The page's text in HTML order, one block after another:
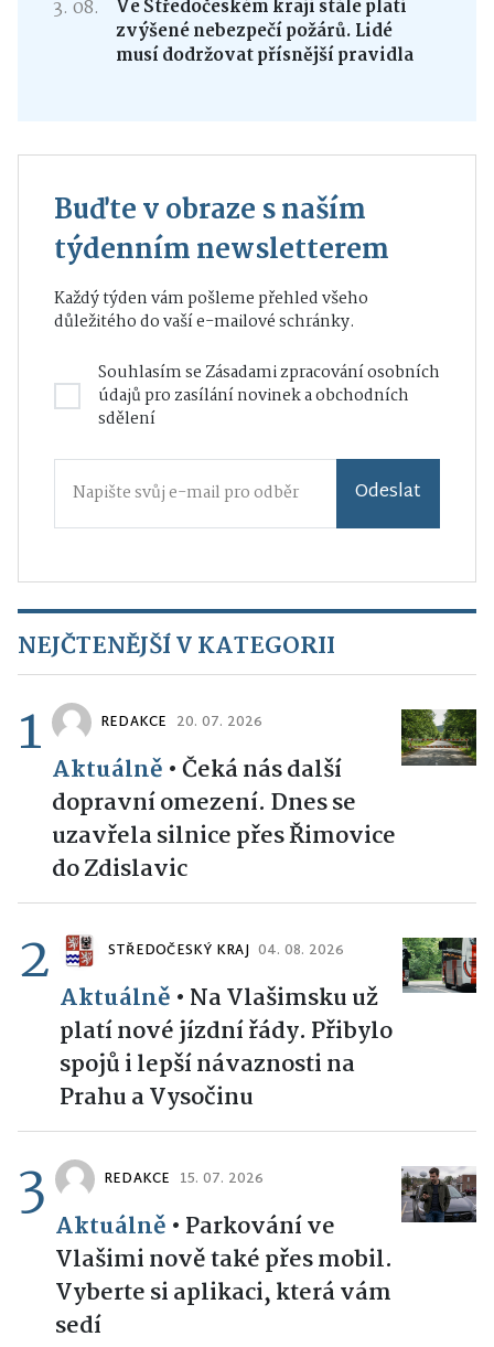
3. 08.
Ve Středočeském kraji stále platí
zvýšené nebezpečí požárů. Lidé
musí dodržovat přísnější pravidla
Buďte v obraze s naším
týdenním newsletterem
Každý týden vám pošleme přehled všeho
důležitého do vaší e-mailové schránky.
Souhlasím seZásadami zpracování osobních
údajůpro zasílání novinek a obchodních
sdělení
Odeslat
NEJČTENĚJŠÍ V KATEGORII
1 REDAKCE 20. 07. 2026
Aktuálně •Čeká nás další
dopravní omezení. Dnes se
uzavřela silnice přes Řimovice
do Zdislavic
2 STŘEDOČESKÝ KRAJ 04. 08. 2026
Aktuálně • Na Vlašimsku už
platí nové jízdní řády. Přibylo
spojů i lepší návaznosti na
Prahu a Vysočinu
3 REDAKCE 15. 07. 2026
Aktuálně • Parkování ve
Vlašimi nově také přes mobil.
Vyberte si aplikaci, která vám
sedí